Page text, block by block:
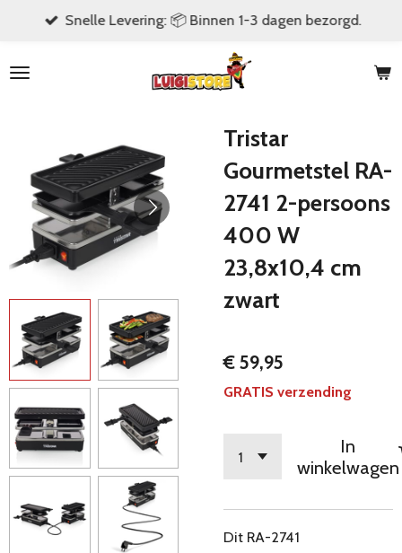
naar
Snelle Levering: 📦 Binnen 1-3 dagen bezorgd.
Tristar
Gourmetstel RA-
2741 2-persoons
400 W
23,8x10,4 cm
zwart
€ 59,95
GRATIS verzending
In
winkelwagen
Dit RA-2741